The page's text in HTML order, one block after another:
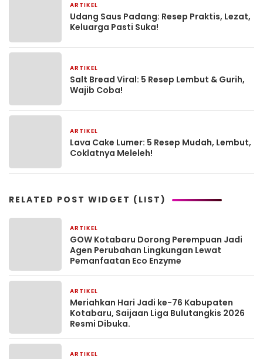
ARTIKEL
Udang Saus Padang: Resep Praktis, Lezat,
Keluarga Pasti Suka!
ARTIKEL
Salt Bread Viral: 5 Resep Lembut & Gurih,
Wajib Coba!
ARTIKEL
Lava Cake Lumer: 5 Resep Mudah, Lembut,
Coklatnya Meleleh!
RELATED POST WIDGET (LIST)
ARTIKEL
GOW Kotabaru Dorong Perempuan Jadi
Agen Perubahan Lingkungan Lewat
Pemanfaatan Eco Enzyme
ARTIKEL
Meriahkan Hari Jadi ke-76 Kabupaten
Kotabaru, Saijaan Liga Bulutangkis 2026
Resmi Dibuka.
ARTIKEL